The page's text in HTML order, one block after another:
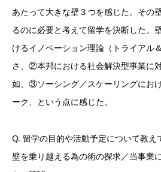
あたって大きな壁３つを感じた。その
るのに必要と考えて留学を決断した。
けるイノベーション理論（トライアル
さ、②本邦における社会解決型事業に
如、③ソーシング／スケーリングにお
ーク、という点に感じた。
Q. 留学の目的や活動予定について教え
壁を乗り越える為の術の探求／当事業